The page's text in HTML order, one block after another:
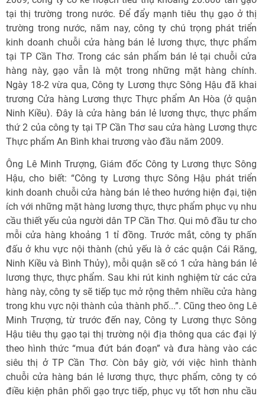
tại thị trường trong nước. Để đẩy mạnh tiêu thụ gạo ở thị
trường trong nước, năm nay, công ty chú trọng phát triển
kinh doanh chuỗi cửa hàng bán lẻ lương thực, thực phẩm
tại TP Cần Thơ. Trong các sản phẩm bán lẻ tại chuỗi cửa
hàng này, gạo vẫn là một trong những mặt hàng chính.
Ngày 18-2 vừa qua, Công ty Lương thực Sông Hậu đã khai
trương Cửa hàng Lương thực Thực phẩm An Hòa (ở quận
Ninh Kiều). Đây là cửa hàng bán lẻ lương thực, thực phẩm
thứ 2 của công ty tại TP Cần Thơ sau cửa hàng Lương thực
Thực phẩm An Bình khai trương vào đầu năm 2009.
Ông Lê Minh Trượng, Giám đốc Công ty Lương thực Sông
Hậu, cho biết: “Công ty Lương thực Sông Hậu phát triển
kinh doanh chuỗi cửa hàng bán lẻ theo hướng hiện đại, tiện
ích với những mặt hàng lương thực, thực phẩm phục vụ nhu
cầu thiết yếu của người dân TP Cần Thơ. Qui mô đầu tư cho
mỗi cửa hàng khoảng 1 tỉ đồng. Trước mắt, công ty phấn
đấu ở khu vực nội thành (chủ yếu là ở các quận Cái Răng,
Ninh Kiều và Bình Thủy), mỗi quận sẽ có 1 cửa hàng bán lẻ
lương thực, thực phẩm. Sau khi rút kinh nghiệm từ các cửa
hàng này, công ty sẽ tiếp tục mở rộng thêm nhiều cửa hàng
trong khu vực nội thành của thành phố...”. Cũng theo ông Lê
Minh Trượng, từ trước đến nay, Công ty Lương thực Sông
Hậu tiêu thụ gạo tại thị trường nội địa thông qua các đại lý
theo hình thức “mua đứt bán đoạn” và đưa hàng vào các
siêu thị ở TP Cần Thơ. Còn bây giờ, với việc hình thành
chuỗi cửa hàng bán lẻ lương thực, thực phẩm, công ty có
điều kiện phân phối gạo trực tiếp, phục vụ tốt hơn nhu cầu